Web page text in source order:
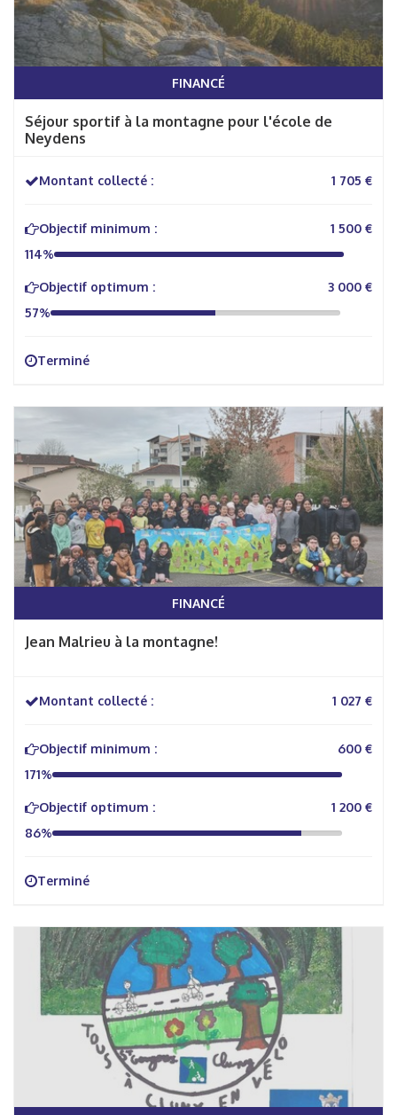
FINANCÉ
Séjour sportif à la montagne pour l'école de
Neydens
Montant collecté : 1 705 €
Objectif minimum :
1 500 €
114%
Objectif optimum :
3 000 €
57%
Terminé
FINANCÉ
Jean Malrieu à la montagne!
Montant collecté : 1 027 €
Objectif minimum :
600 €
171%
Objectif optimum :
1 200 €
86%
Terminé